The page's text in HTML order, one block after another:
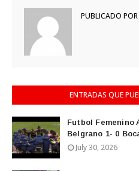
PUBLICADO POR
ENTRADAS QUE
Futbol Femenino
Belgrano 1- 0
July 30, 2026